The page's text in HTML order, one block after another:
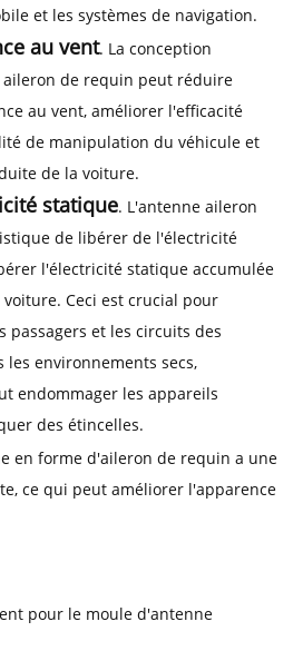
et les systèmes de navigation.
au vent. La conception
de requin peut réduire
au vent, améliorer l'efficacité
de manipulation du véhicule et
de la voiture.
statique. L'antenne aileron
de libérer de l'électricité
l'électricité statique accumulée
Ceci est crucial pour
passagers et les circuits des
les environnements secs,
endommager les appareils
des étincelles.
en forme d'aileron de requin a une
ce qui peut améliorer l'apparence
pour le moule d'antenne